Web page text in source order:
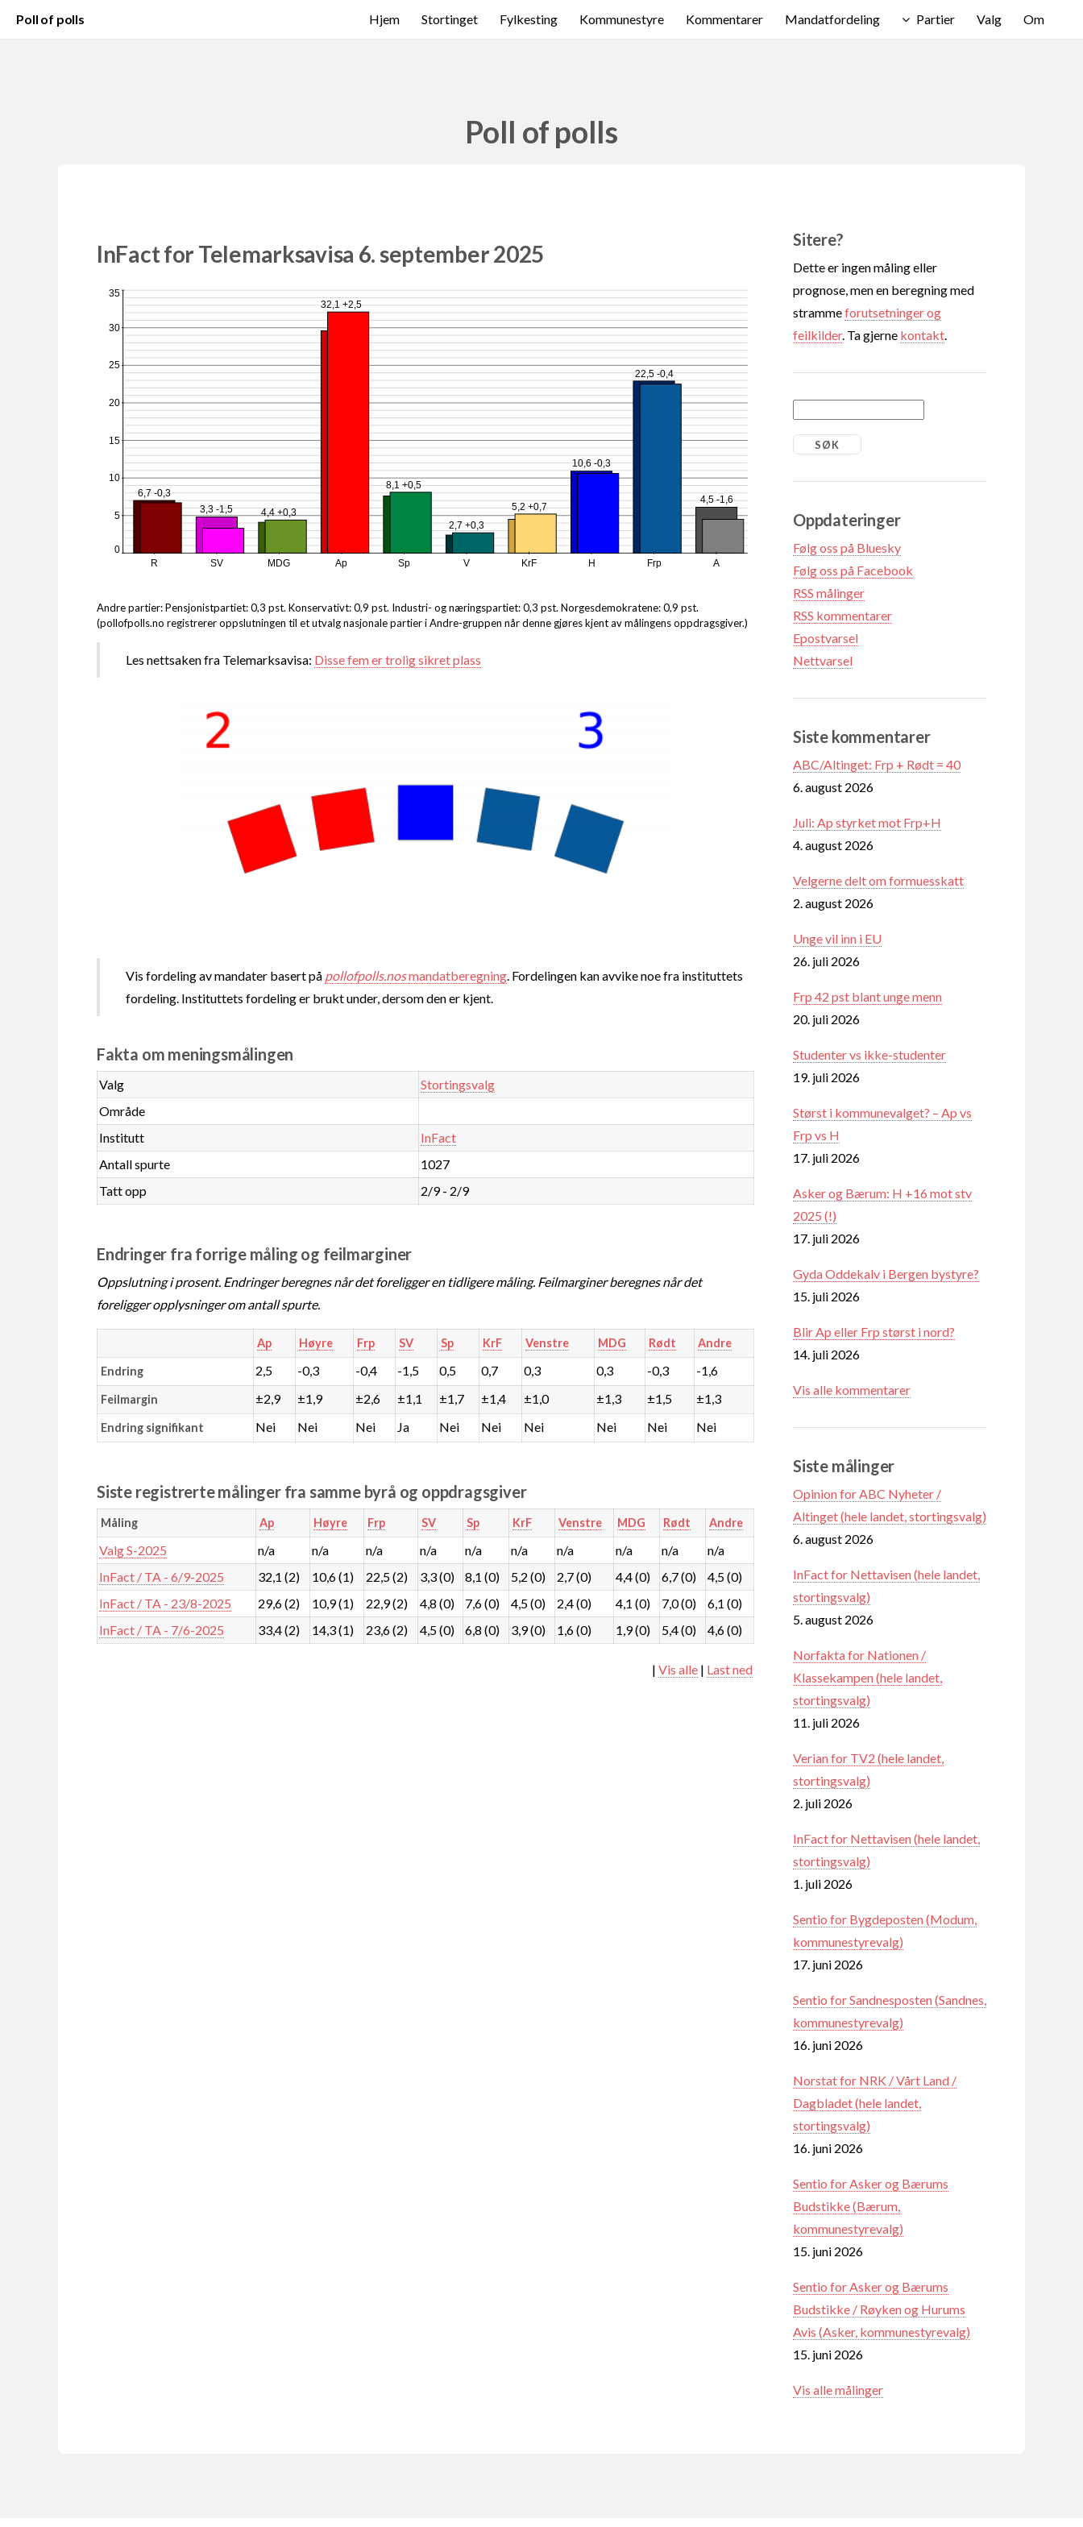
Poll of polls Hjem Stortinget Fylkesting Kommunestyre Kommentarer Mandatfordeling Partier Valg Om
Poll of polls
InFact for Telemarksavisa 6. september 2025
6,7 -0,3
3,3 -1,5
4,4 +0,3
32,1 +2,5
8,1 +0,5
2,7 +0,3
5,2 +0,7
10,6 -0,3
22,5 -0,4
4,5 -1,6
R SV MDG Ap Sp V KrF H Frp A
0
5
10
15
20
25
30
35
Andre partier: Pensjonistpartiet: 0,3 pst. Konservativt: 0,9 pst. Industri- og næringspartiet: 0,3 pst. Norgesdemokratene: 0,9 pst.
(pollofpolls.no registrerer oppslutningen til et utvalg nasjonale partier i Andre-gruppen når denne gjøres kjent av målingens oppdragsgiver.)
Les nettsaken fra Telemarksavisa: Disse fem er trolig sikret plass
Vis fordeling av mandater basert på pollofpolls.nosmandatberegning . Fordelingen kan avvike noe fra instituttets
fordeling. Instituttets fordeling er brukt under, dersom den er kjent.
Fakta om meningsmålingen
Valg
Stortingsvalg
Område
Institutt
InFact
Antall spurte
1027
Tatt opp
2/9 - 2/9
Endringer fra forrige måling og feilmarginer
Oppslutning i prosent. Endringer beregnes når det foreligger en tidligere måling. Feilmarginer beregnes når det
foreligger opplysninger om antall spurte.
Ap Høyre Frp SV Sp KrF Venstre MDG Rødt Andre
Endring 2,5 -0,3 -0,4 -1,5 0,5 0,7 0,3 0,3 -0,3 -1,6
Feilmargin ±2,9 ±1,9 ±2,6 ±1,1 ±1,7 ±1,4 ±1,0 ±1,3 ±1,5 ±1,3
Endring signifikant Nei Nei Nei Ja Nei Nei Nei Nei Nei Nei
Siste registrerte målinger fra samme byrå og oppdragsgiver
Måling Ap Høyre Frp SV Sp KrF Venstre MDG Rødt Andre
Valg S-2025 n/a n/a n/a n/a n/a n/a n/a n/a n/a
n/a
InFact / TA - 6/9-2025
32,1 (2) 10,6 (1) 22,5 (2) 3,3 (0) 8,1 (0) 5,2 (0) 2,7 (0) 4,4 (0) 6,7 (0)
4,5 (0)
InFact / TA - 23/8-2025
29,6 (2) 10,9 (1) 22,9 (2) 4,8 (0) 7,6 (0) 4,5 (0) 2,4 (0) 4,1 (0) 7,0 (0)
6,1 (0)
InFact / TA - 7/6-2025
33,4 (2) 14,3 (1) 23,6 (2) 4,5 (0) 6,8 (0) 3,9 (0) 1,6 (0) 1,9 (0) 5,4 (0) 4,6 (0)
| Vis alle| Last ned
Sitere?
Dette er ingen måling eller
prognose, men en beregning med
strammeforutsetninger og
feilkilder. Ta gjerne kontakt
Oppdateringer
Følg oss på Bluesky
Følg oss på Facebook
RSS målinger
RSS kommentarer
Epostvarsel
Nettvarsel
Siste kommentarer
ABC/Altinget: Frp + Rødt = 40
6. august 2026
Juli: Ap styrket mot Frp+H
4. august 2026
Velgerne delt om formuesskatt
2. august 2026
Unge vil inn i EU
26. juli 2026
Frp 42 pst blant unge menn
20. juli 2026
Studenter vs ikke-studenter
19. juli 2026
Størst i kommunevalget? – Ap vs
Frp vs H
17. juli 2026
Asker og Bærum: H +16 mot stv
2025 (!)
17. juli 2026
Gyda Oddekalv i Bergen bystyre?
15. juli 2026
Blir Ap eller Frp størst i nord?
14. juli 2026
Vis alle kommentarer
Siste målinger
Opinion for ABC Nyheter /
Altinget (hele landet, stortingsvalg)
6. august 2026
InFact for Nettavisen (hele landet,
stortingsvalg)
5. august 2026
Norfakta for Nationen /
Klassekampen (hele landet,
stortingsvalg)
11. juli 2026
Verian for TV2 (hele landet,
stortingsvalg)
2. juli 2026
InFact for Nettavisen (hele landet,
stortingsvalg)
1. juli 2026
Sentio for Bygdeposten (Modum,
kommunestyrevalg)
17. juni 2026
Sentio for Sandnesposten (Sandnes,
kommunestyrevalg)
16. juni 2026
Norstat for NRK / Vårt Land /
Dagbladet (hele landet,
stortingsvalg)
16. juni 2026
Sentio for Asker og Bærums
Budstikke (Bærum,
kommunestyrevalg)
15. juni 2026
Sentio for Asker og Bærums
Budstikke / Røyken og Hurums
Avis (Asker, kommunestyrevalg)
15. juni 2026
Vis alle målinger